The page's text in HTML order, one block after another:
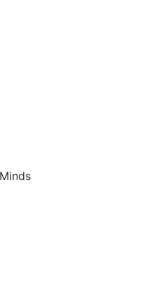
Sweet
Suspicious
Magnum